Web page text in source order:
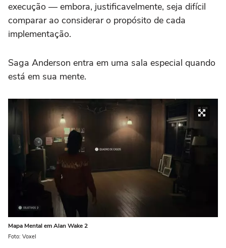
execução — embora, justificavelmente, seja difícil
comparar ao considerar o propósito de cada
implementação.
Saga Anderson entra em uma sala especial quando
está em sua mente.
Mapa Mental em Alan Wake 2
Foto: Voxel